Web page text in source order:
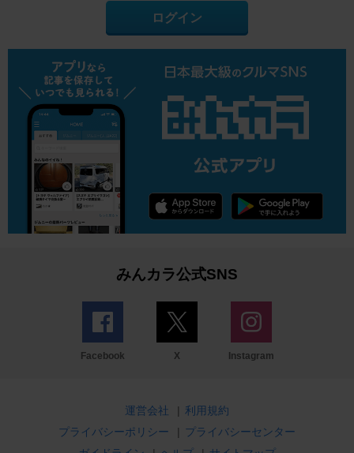
ログイン
みんカラ公式SNS
Facebook X Instagram
運営会社 | 利用規約
プライバシーポリシー
| プライバシーセンター